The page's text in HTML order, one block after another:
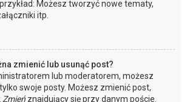
Możesz tworzyć nowe tematy,
itp.
zmienić lub usunąć post?
lub moderatorem, możesz
swoje posty. Możesz zmienić post,
Zmieńznajdujący się przy danym poście.